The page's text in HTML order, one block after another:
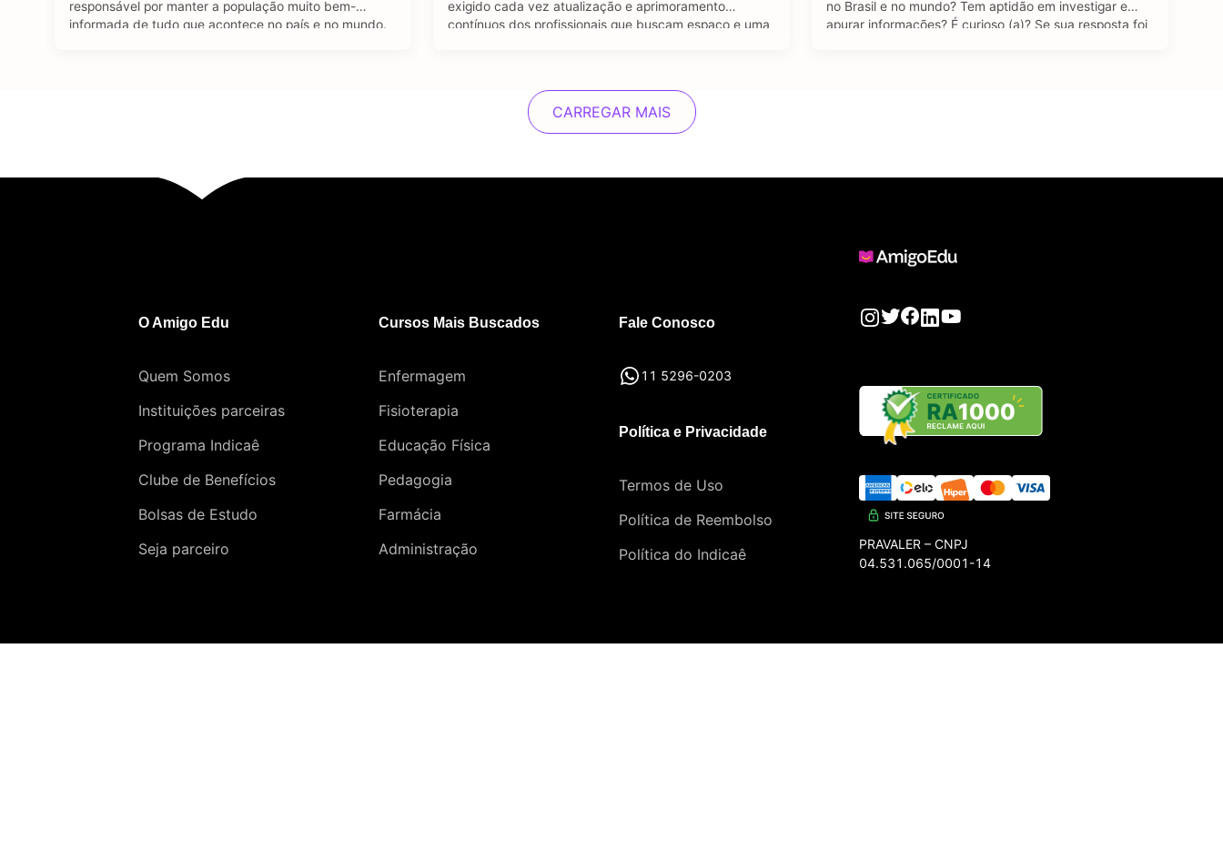
responsável por manter a população muito bem-
informada de tudo que acontece no país e no mundo.
exigido cada vez atualização e aprimoramento
contínuos dos profissionais que buscam espaço e uma
desejam se sobressair diante …
no Brasil e no mundo? Tem aptidão em investigar e
apurar informações? É curioso (a)? Se sua resposta foi
CARREGAR MAIS
O Amigo Edu
Quem Somos
Instituições parceiras
Programa Indicaê
Clube de Benefícios
Bolsas de Estudo
Seja parceiro
Cursos Mais Buscados
Enfermagem
Fisioterapia
Educação Física
Pedagogia
Farmácia
Administração
Fale Conosco
11 5296-0203
Política e Privacidade
Termos de Uso
Política de Reembolso
Política do Indicaê
PRAVALER – CNPJ
04.531.065/0001-14